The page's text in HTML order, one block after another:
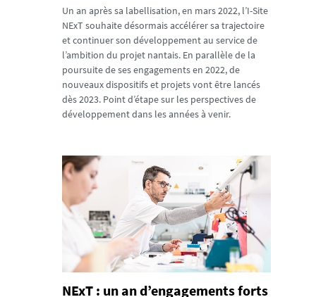
Un an après sa labellisation, en mars 2022, l’I-Site
NExT souhaite désormais accélérer sa trajectoire
et continuer son développement au service de
l’ambition du projet nantais. En parallèle de la
poursuite de ses engagements en 2022, de
nouveaux dispositifs et projets vont être lancés
dès 2023. Point d’étape sur les perspectives de
développement dans les années à venir.
NExT : un an d’engagements forts